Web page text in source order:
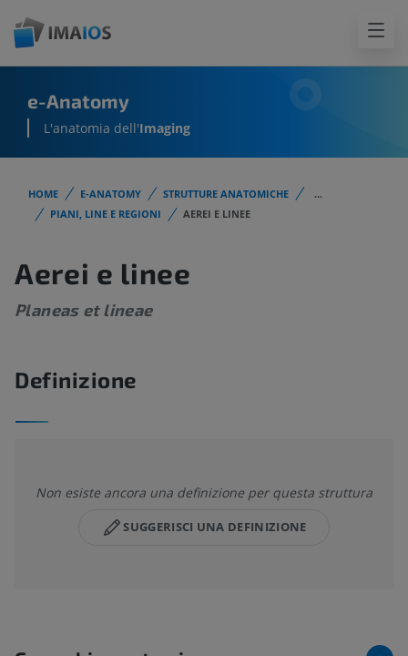
e-Anatomy
L'anatomia dell'Imaging
HOME E-ANATOMY STRUTTURE ANATOMICHE
...
PIANI, LINE E REGIONI
AEREI E LINEE
Aerei e linee
Planeas et lineae
Definizione
Non esiste ancora una definizione per questa struttura
SUGGERISCI UNA DEFINIZIONE